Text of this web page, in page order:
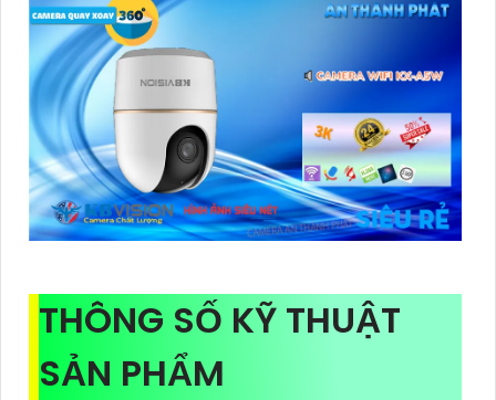
THÔNG SỐ KỸ THUẬT
SẢN PHẨM